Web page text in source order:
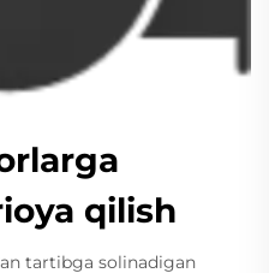
qilish
tartibga solinadigan